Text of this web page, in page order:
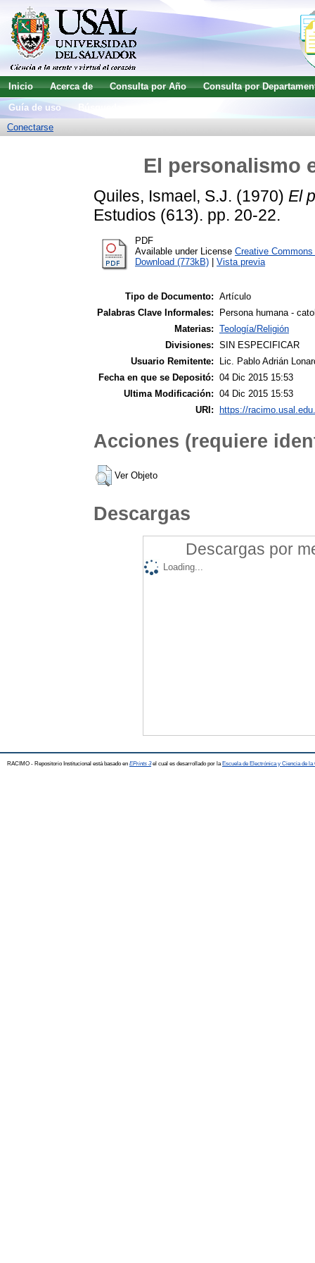
Inicio Acerca de Consulta por Año
Consulta por
Guía de uso
Conectarse
El personalismo
Quiles, Ismael, S.J. (1970) El
Estudios (613). pp. 20-22.
PDF
Available under License Creative
Download (773kB)
Vista previa
Tipo de Documento: Artículo
Palabras Clave Informales:
Persona humana -
Materias: Teología/Religión
Divisiones: SIN ESPECIFICAR
Usuario Remitente:
Lic. Pablo Adrián
Fecha en que se Depositó: 04 Dic 2015 15:53
Ultima Modificación: 04 Dic 2015 15:53
URI:
https://
Acciones (requiere
Ver Objeto
Descargas
Descargas por
Loading...
RACIMO - Repositorio Institucional está basado en EPrints 3el cual es desarrollado por la Escuela de Electrónica y Ciencia de la